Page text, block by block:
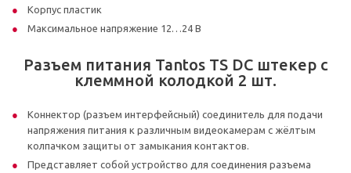
Корпус пластик
Максимальное напряжение 12…24 В
Разъем питания Tantos TS DC штекер с
клеммной колодкой 2 шт.
Коннектор (разъем интерфейсный) соединитель для подачи
напряжения питания к различным видеокамерам с жёлтым
колпачком защиты от замыкания контактов.
Представляет собой устройство для соединения разъема